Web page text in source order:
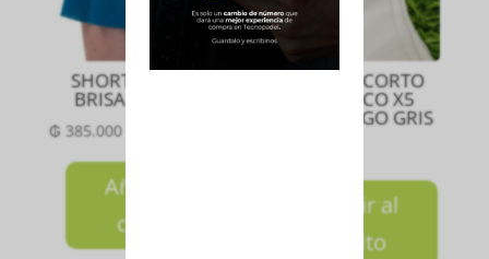
SHORT POLLERA
BRISA AZUL XXL
₲385.000
Añadir al
carrito
MEDIA TIN CORTO
NIÑO CHICO X5
BLANCO LOGO GRIS
Añadir al
carrito